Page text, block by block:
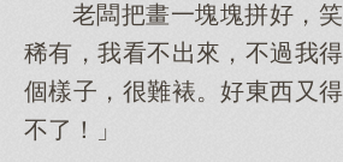
老闆把畫一塊塊拼好，
稀有，我看不出來，不過我
個樣子，很難裱。好東西又
不了！」